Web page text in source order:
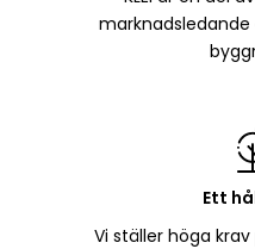
Ett
Vi ställer höga